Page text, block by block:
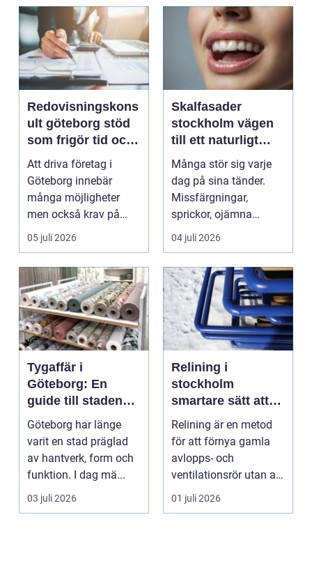
Redovisningskons
ult göteborg stöd
som frigör tid och
skapar kontroll
Att driva företag i
Göteborg innebär
många möjligheter
men också krav på
ordning i ekonomin.
05 juli 2026
Skalfasader
stockholm vägen
till ett naturligt
vackert leende
Många stör sig varje
dag på sina tänder.
Missfärgningar,
sprickor, ojämna
kanter eller en sned
04 juli 2026
Tygaffär i
Göteborg: En
guide till stadens
textila möjligheter
Göteborg har länge
varit en stad präglad
av hantverk, form och
funktion. I dag mä...
03 juli 2026
Relining i
stockholm
smartare sätt att
förnya rören
Relining är en metod
för att förnya gamla
avlopps- och
ventilationsrör utan att
riva väggar och golv...
01 juli 2026